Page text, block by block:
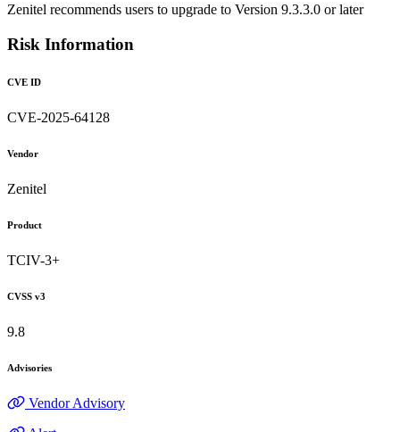
Zenitel recommends users to upgrade to Version 9.3.3.0 or later
Risk Information
CVE ID
CVE-2025-64128
Vendor
Zenitel
Product
TCIV-3+
CVSS v3
9.8
Advisories
Vendor Advisory